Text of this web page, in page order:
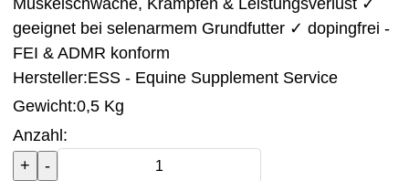
geeignet bei selenarmem Grundfutter ✓ dopingfrei -
FEI & ADMR konform
Hersteller:ESS - Equine Supplement Service
Gewicht:0,5 Kg
Anzahl: